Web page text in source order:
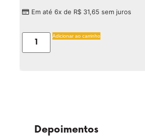
Em até 6x de R$ 31,65 sem juros
Adicionar ao carrinho
Depoimentos